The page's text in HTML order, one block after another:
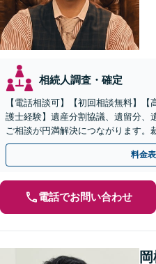
相続人調査・確定
【電話相談可】【初回相談無料】
護士経験】遺産分割協議、遺留分、
ご相談が円満解決につながります。
士の関係性を壊さない解決方法を模
料金
電話でお問い合わせ